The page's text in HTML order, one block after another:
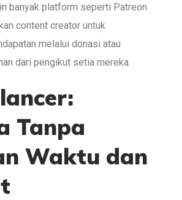
banyak platform seperti Patreon
content creator untuk
melalui donasi atau
dari pengikut setia mereka.
Tanpa
Waktu dan